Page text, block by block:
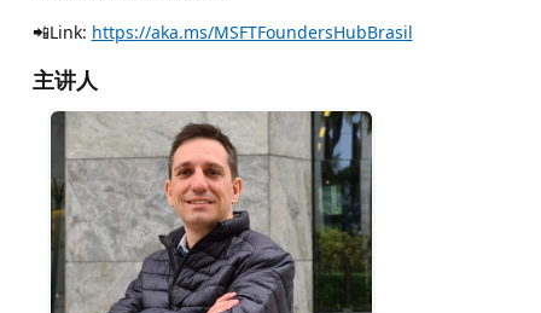
📲Link: https://aka.ms/MSFTFoundersHubBrasil
主讲人